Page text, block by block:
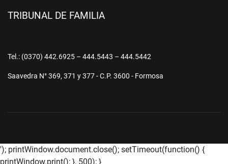
TRIBUNAL DE FAMILIA
Tel.: (0370) 442.6925 – 444.5443 – 444.5442
Saavedra N° 369, 371 y 377 - C.P. 3600 - Formosa
'); printWindow.document.close(); setTimeout(function() {
printWindow.print(); }, 500); }